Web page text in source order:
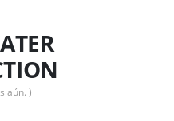
aún. )